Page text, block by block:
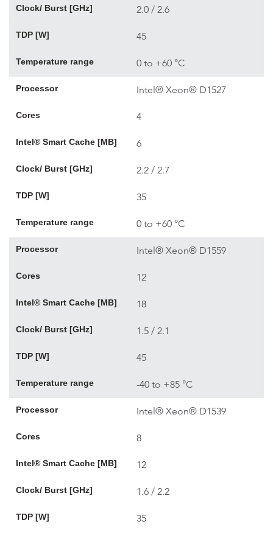
Clock/ Burst [GHz] 2.0 / 2.6
TDP [W] 45
Temperature range 0 to +60 °C
Processor Intel® Xeon® D1527
Cores 4
Intel® Smart Cache [MB] 6
Clock/ Burst [GHz] 2.2 / 2.7
TDP [W] 35
Temperature range 0 to +60 °C
Processor Intel® Xeon® D1559
Cores 12
Intel® Smart Cache [MB] 18
Clock/ Burst [GHz] 1.5 / 2.1
TDP [W] 45
Temperature range -40 to +85 °C
Processor Intel® Xeon® D1539
Cores 8
Intel® Smart Cache [MB] 12
Clock/ Burst [GHz] 1.6 / 2.2
TDP [W] 35